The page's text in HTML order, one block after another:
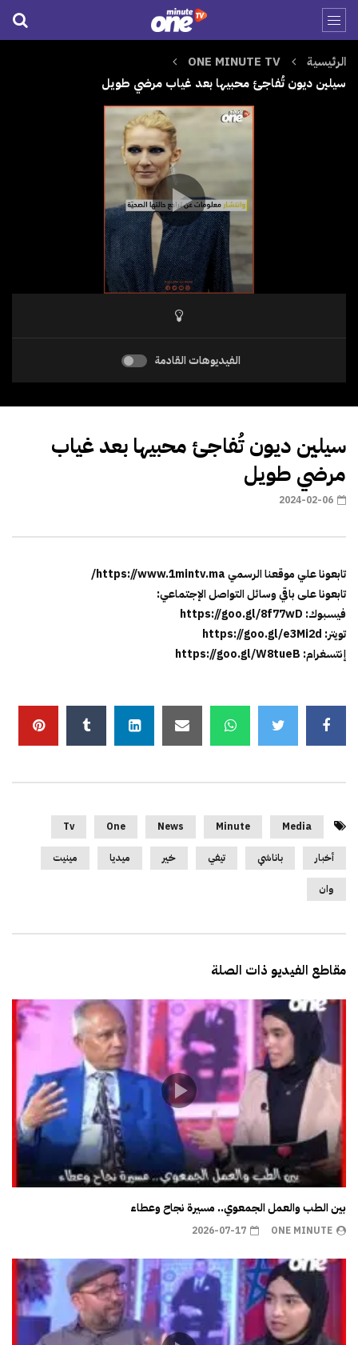
الرئيسية
ONE MINUTE TV
سيلين ديون تُفاجئ محبيها بعد غياب مرضي طويل
الفيديوهات القادمة
سيلين ديون تُفاجئ محبيها بعد غياب
مرضي طويل
2024-02-06
تابعونا علي موقعنا الرسمي https://www.1mintv.ma/
تابعونا على باقي وسائل التواصل الإجتماعي:
فيسبوك: https://goo.gl/8f77wD
تويتر: https://goo.gl/e3Mi2d
إنتسغرام: https://goo.gl/W8tueB
Media
Minute
News
One
Tv
أخبار باناشي تيفي خير ميديا مينيت
وان
مقاطع الفيديو ذات الصلة
بين الطب والعمل الجمعوي.. مسيرة نجاح وعطاء
ONE MINUTE
2026-07-17